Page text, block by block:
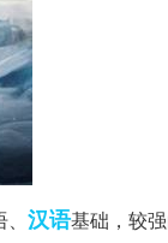
汉语基础，较